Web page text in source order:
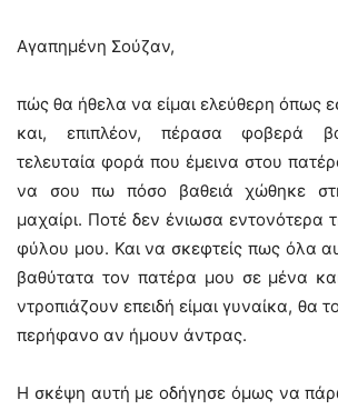
Αγαπημένη Σούζαν,
πώς θα ήθελα να είμαι ελεύθερη όπως
και, επιπλέον, πέρασα φοβερά
τελευταία φορά που έμεινα στου
να σου πω πόσο βαθειά χώθηκε
μαχαίρι. Ποτέ δεν ένιωσα εντονότερα
φύλου μου. Και να σκεφτείς πως όλα
βαθύτατα τον πατέρα μου σε μένα
ντροπιάζουν επειδή είμαι γυναίκα, θα
περήφανο αν ήμουν άντρας.
Η σκέψη αυτή με οδήγησε όμως να